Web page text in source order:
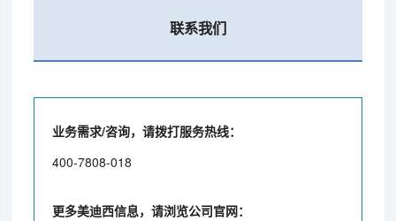
联系我们
业务需求/咨询，请拨打服务热线：
400-7808-018
更多美迪西信息，请浏览公司官网：